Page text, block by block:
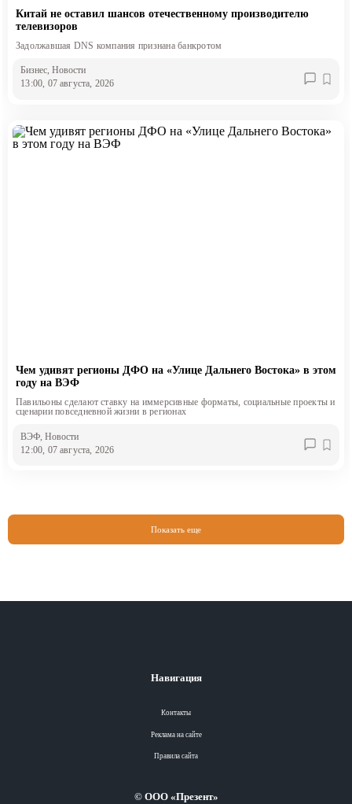
Китай не оставил шансов отечественному производителю
телевизоров
Задолжавшая DNS компания признана банкротом
Бизнес, Новости
13:00, 07 августа, 2026
Чем удивят регионы ДФО на «Улице Дальнего Востока» в этом
году на ВЭФ
Павильоны сделают ставку на иммерсивные форматы, социальные проекты и
сценарии повседневной жизни в регионах
ВЭФ , Новости
12:00, 07 августа, 2026
Показать еще
Навигация
Контакты
Реклама на сайте
Правила сайта
© ООО «Презент»